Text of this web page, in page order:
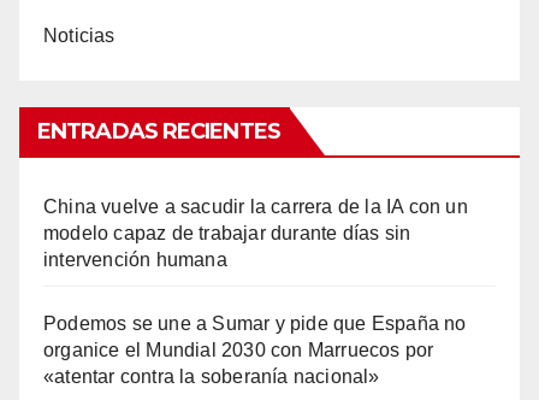
Noticias
ENTRADAS RECIENTES
China vuelve a sacudir la carrera de la IA con un
modelo capaz de trabajar durante días sin
intervención humana
Podemos se une a Sumar y pide que España no
organice el Mundial 2030 con Marruecos por
«atentar contra la soberanía nacional»